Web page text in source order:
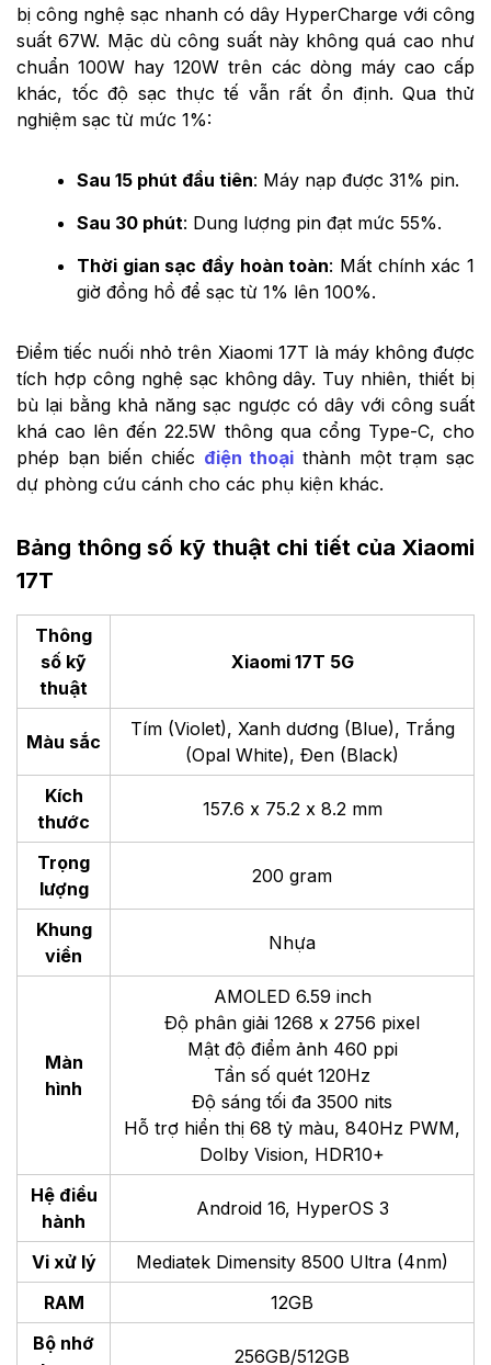
bị công nghệ sạc nhanh có dây HyperCharge với công
suất 67W. Mặc dù công suất này không quá cao như
chuẩn 100W hay 120W trên các dòng máy cao cấp
khác, tốc độ sạc thực tế vẫn rất ổn định. Qua thử
nghiệm sạc từ mức 1%:
Sau 15 phút đầu tiên: Máy nạp được 31% pin.
Sau 30 phút: Dung lượng pin đạt mức 55%.
Thời gian sạc đầy hoàn toàn: Mất chính xác 1
giờ đồng hồ để sạc từ 1% lên 100%.
Điểm tiếc nuối nhỏ trên Xiaomi 17T là máy không được
tích hợp công nghệ sạc không dây. Tuy nhiên, thiết bị
bù lại bằng khả năng sạc ngược có dây với công suất
khá cao lên đến 22.5W thông qua cổng Type-C, cho
phép bạn biến chiếc điện thoại thành một trạm sạc
dự phòng cứu cánh cho các phụ kiện khác.
Bảng thông số kỹ thuật chi tiết của Xiaomi
17T
Thông
số kỹ
thuật
Xiaomi 17T 5G
Màu sắc
Tím (Violet), Xanh dương (Blue), Trắng
(Opal White), Đen (Black)
Kích
thước
157.6 x 75.2 x 8.2 mm
Trọng
lượng
200 gram
Khung
viền
Nhựa
Màn
hình
AMOLED 6.59 inch
Độ phân giải 1268 x 2756 pixel
Mật độ điểm ảnh 460 ppi
Tần số quét 120Hz
Độ sáng tối đa 3500 nits
Hỗ trợ hiển thị 68 tỷ màu, 840Hz PWM,
Dolby Vision, HDR10+
Hệ điều
hành
Android 16, HyperOS 3
Vi xử lý
Mediatek Dimensity 8500 Ultra (4nm)
RAM
12GB
Bộ nhớ
256GB/512GB